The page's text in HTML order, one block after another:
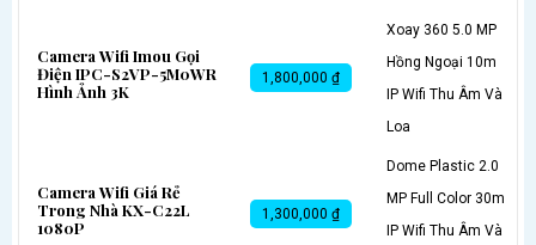
Camera Wifi Imou Gọi
Điện IPC-S2VP-5M0WR
Hình Ảnh 3K
1,800,000 ₫
Xoay 360 5.0 MP
Hồng Ngoại 10m
IP Wifi Thu Âm Và
Loa
Camera Wifi Giá Rẻ
Trong Nhà KX-C22L
1080P
1,300,000 ₫
Dome Plastic 2.0
MP Full Color 30m
IP Wifi Thu Âm Và